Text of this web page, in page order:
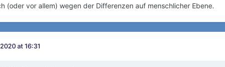
(oder vor allem) wegen der Differenzen auf menschlicher Ebene.
at 16:31